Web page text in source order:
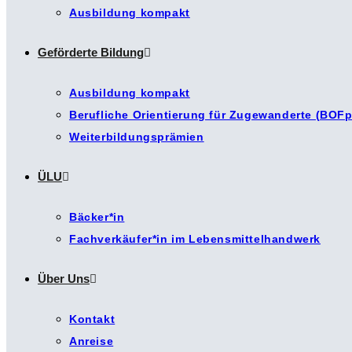
Ausbildung kompakt
Geförderte Bildung
Ausbildung kompakt
Berufliche Orientierung für Zugewanderte
Weiterbildungsprämien
ÜLU
Bäcker*in
Fachverkäufer*in im Lebensmittelhandwerk
Über Uns
Kontakt
Anreise